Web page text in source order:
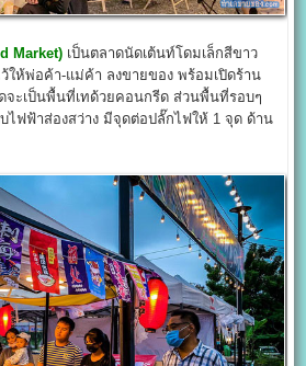
Market) เป็นตลาดนัดเต้นท์โดมเล็กสีขาว
ให้พ่อค้า-แม่ค้า ลงขายของ พร้อมเปิดร้าน
จะเป็นพื้นที่เทด้วยคอนกรีด ส่วนพื้นที่รอบๆ
ฟฟ้าส่องสว่าง มีจุดต่อปลั๊กไฟให้ 1 จุด ด้าน